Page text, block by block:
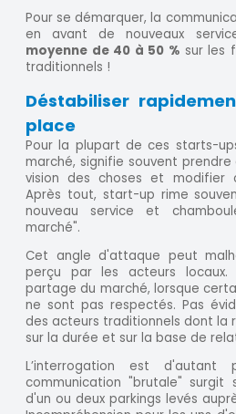
Pour se démarquer, la
en avant de nouveaux
moyenne de 40 à 50 % sur les
traditionnels !
Déstabiliser
place
Pour la plupart de ces starts-
marché, signifie souvent prendre
vision des choses et modifier
Après tout, start-up rime
nouveau service et
marché".
Cet angle d'attaque peut
perçu par les acteurs locaux.
partage du marché, lorsque
ne sont pas respectés. Pas
des acteurs traditionnels dont la
sur la durée et sur la base de
L’interrogation est d'autant
communication "brutale" surgit
d'un ou deux parkings levés